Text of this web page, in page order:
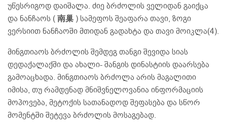
უწესრიგოდ დაიშალა. ძიე ბრძოლის ველიდან გაიქცა
და ნანჩაოს (南巢 ) სამეფოს შეაფარა თავი, ზოგი
ვერსიით ნანჩაოში მთიდან გადახტა და თავი მოიკლა(4).
მინგთიაოს ბრძოლის შემდეგ თანგი შევიდა სიას
დედაქალაქში და ახალი- შანგის დინასტიის დაარსება
გამოაცხადა. მინგთიაოს ბრძოლა არის მაგალითი
იმისა, თუ რამდენად მნიშვნელოვანია ინფორმაციის
მოპოვება, მეტოქის სათანადოდ შეფასება და სწორ
მომენტში შეტევა ბრძოლის მოსაგებად.